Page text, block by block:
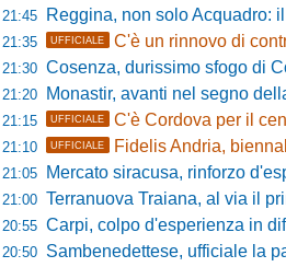
21:45 Reggina, non solo Acquadro: il ds
21:35 UFFICIALE C'è un rinnovo di
21:30 Cosenza, durissimo sfogo di Coppitelli: «Non
21:20 Monastir, avanti nel segno della continuità:
21:15 UFFICIALE C'è Cordova per il
21:10 UFFICIALE Fidelis Andria,
21:05 Mercato siracusa, rinforzo
21:00 Terranuova Traiana, al via il primo test di
20:55 Carpi, colpo d'esperienza in difesa: dal
20:50 Sambenedettese, ufficiale la partenza